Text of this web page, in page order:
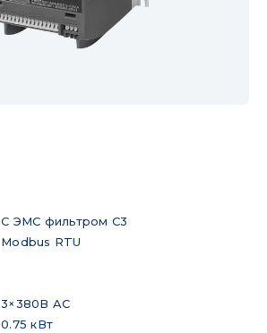
С ЭМС фильтром C3
Modbus RTU
3×380В AC
0.75 кВт